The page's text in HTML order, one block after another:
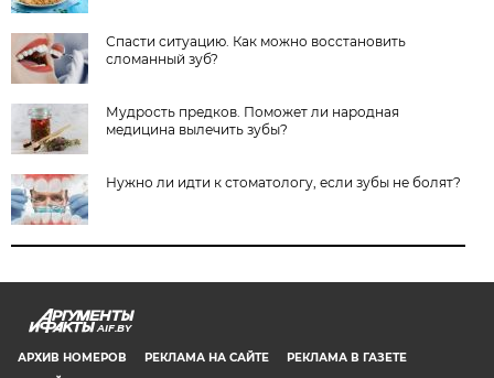
Спасти ситуацию. Как можно восстановить
сломанный зуб?
Мудрость предков. Поможет ли народная
медицина вылечить зубы?
Нужно ли идти к стоматологу, если зубы не болят?
AIF.BY
АРХИВ НОМЕРОВ РЕКЛАМА НА САЙТЕ
РЕКЛАМА В ГАЗЕТЕ